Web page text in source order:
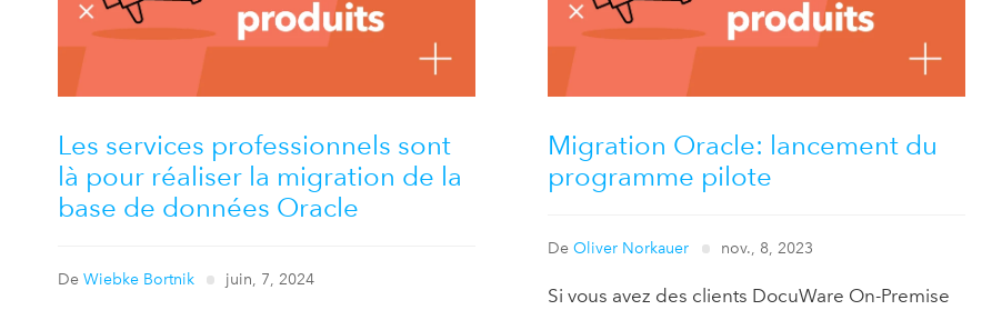
Les services professionnels sont
là pour réaliser la migration de la
base de données Oracle
De Wiebke Bortnik juin, 7, 2024
Migration Oracle: lancement du
programme pilote
DeOliver Norkauer nov., 8, 2023
Si vous avez des clients DocuWare On-Premise